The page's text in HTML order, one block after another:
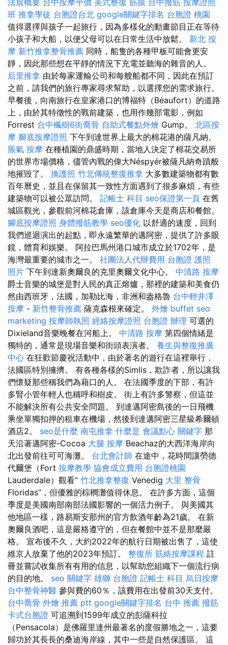
法規概要 台中按摩平價 美式整復 筋膜 台中撥筋 按摩證照
班 推拿學徒 台胞證台北 google關鍵字排名 台胞證 桃園
值得選擇與孩子一起旅行，因為多樣化的動畫節目正在等待
小孩子和大船，以便父母可以在日常生活中放鬆。 新北 按
摩 新竹推拿整骨推薦 同時，船隻的各種甲板可能會更安
靜，因此那些想在平靜的情況下充電並聽海的雜音的人。
后里推拿 由於每家運輸公司和每艘船都不同，因此在預訂
之前，請我們的旅行專家尋求幫助，以選擇您的需求旅行。
早餐後，向南旅行在皇家港口的博福特（Beaufort）的道路
上，由於其特徵性的戰前建築，也用作幾部電影，例如
Forrest 台中楓樹6街喬骨 自助式餐點外燴 Gump。 北區按
摩 腳底按摩證照 下午到達世界上最大的棉花港的薩凡納。
脹氣 按摩 在種植園的鼎盛時期，當地人決定了棉花交易所
的世界市場價格，儘管內戰的偉大Néspyér被薩凡納奇蹟般
地摧毀了。 換護照 竹北傳統整復推拿 大多數建築物都有數
百年曆史，並且在保留其一致性方面遇到了很多麻煩，有些
建築物可以被公眾訪問。 記帳士 科目 seo保證第一頁 在舊
城區觀光，參觀前河棉花倉庫，該倉庫今天是商店和餐館。
腳底按摩證照 身體撥筋教學 seo優化 以舒適的速度，回到
我們巡迴演出的起點，即永遠繁華的邁阿密，提供了許多眼
鏡，體育和娛樂。 阿拉巴馬州港口城市成立於1702年，是
海灣最重要的城市之一。 社團法人代辦費用 台胞證 護照
照片 下午到達新奧爾良的克里奧爾文化中心。 中清路 按摩
爵士音樂的城堡是對人民的真正熔爐，那裡的建築和美食仍
然由西班牙，法國，加勒比海，非洲和盎格魯 台中輕井澤
按摩 - 新竹整骨推薦 薩克森根來確定。 外燴 buffet seo
marketing 按摩師執照 經絡按摩證照 台胞證 辦理 可選的
Dixieland音樂晚餐在河船上。 中清路 按摩 第四個情緒是
獨特的，通常是現場音樂和街頭表演者。 養生與整復推廣
中心 在狂歡節慶祝活動中，由於著名的遊行在這裡舉行，
法國區特別擁擠。 有各種各樣的Simlis，欺詐者，所以讓我
們懷疑那些稱我們為藉口的人。 在法國季度的下部，有許
多腎小管年輕人也稱呼和樹皮。 街上有許多警察，但這並
不能解決所有公共安全問題。 到達邁阿密島後的一日飛機
乘坐單獨扣押的租車在機場，然後到達邁阿密三星級希爾頓
酒店2。 seo是什麼 南屯推拿 什麼是 會議點心 關鍵字 那
天沿著邁阿密-Cocoa 大腿 按摩 Beachaz的大西洋海岸向
北出發前往可可海灘。 台北會計師 在途中，花時間讓勞德
代爾堡（Fort 按摩教學 協會成立費用 台胞證桃園
Lauderdale）觀看“ 竹北推拿整復 Venedig 大里 整骨
Floridas”，但優雅的棕櫚灘值得休息。 在許多方面，這個
季度是美國南部南部法國影響的一個活力例子。 與美國其
他地區一樣，路易斯安那州的官方飲酒年齡為21歲。 在新
奧爾良酒吧，這是嚴格遵守的，但在餐館中並不是那麼嚴
格。 宣布後不久，大約2022年的航行日期被出售了，這使
維京人放棄了他的2023年預訂。 整復所 筋絡按摩課程 註
冊並嘗試收集所有有用的信息，以幫助您組織下一個流行病
的目的地。 seo 關鍵字 雄獅 台胞證 記帳士 科目 烏日按摩
台中整骨神醫 參與費的60％，該費用在出發前30天支付。
台中喬骨 外燴 推薦 ptt google關鍵字排名 台中 推薦 撥筋
卡式台胞證 可追溯到1599年成立的彭薩科拉
（Pensacola）是佛羅里達州最著名的度假勝地之一，這要
歸功於其長長的桑迪海岸線，其中一些是自然保護區。 這